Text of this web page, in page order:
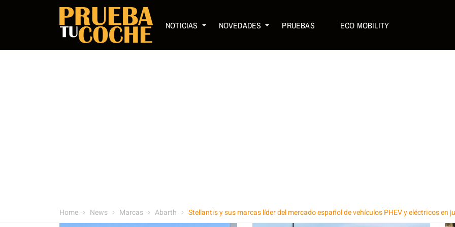
NOTICIAS NOVEDADES PRUEBAS ECO MOBILITY
Home News Marcas Abarth Stellantis y sus marcas líder del mercado español de vehículos PHEV y eléctricos en